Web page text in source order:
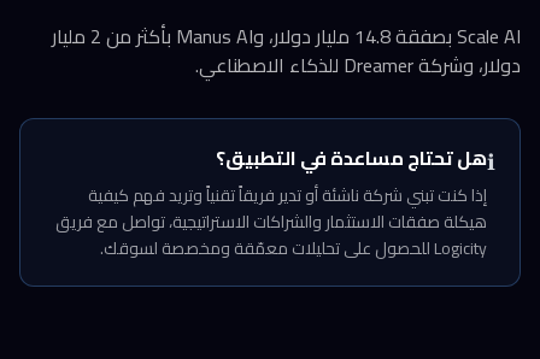
Scale AI بصفقة 14.8 مليار دولار، وManus AI بأكثر من 2 مليار
دولار، وشركة Dreamer للذكاء الاصطناعي.
ℹ️هل تحتاج مساعدة في التطبيق؟
إذا كنت تبني شركة ناشئة أو تدير فريقاً تقنياً وتريد فهم كيفية
هيكلة صفقات الاستثمار والشراكات الاستراتيجية، تواصل مع فريق
Logicity للحصول على تحليلات معمّقة ومخصصة لسوقك.